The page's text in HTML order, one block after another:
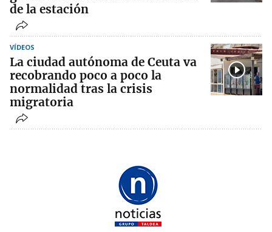
de la estación
VÍDEOS
La ciudad autónoma de Ceuta va
recobrando poco a poco la
normalidad tras la crisis
migratoria